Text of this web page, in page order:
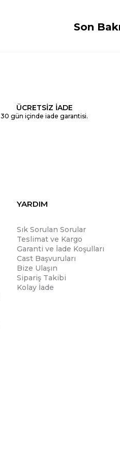
Son
ÜCRETSİZ İADE
30 gün içinde iade garantisi.
YARDIM
Sık Sorulan Sorular
Teslimat ve Kargo
Garanti ve İade Koşulları
Cast Başvuruları
Bize Ulaşın
Sipariş Takibi
Kolay İade